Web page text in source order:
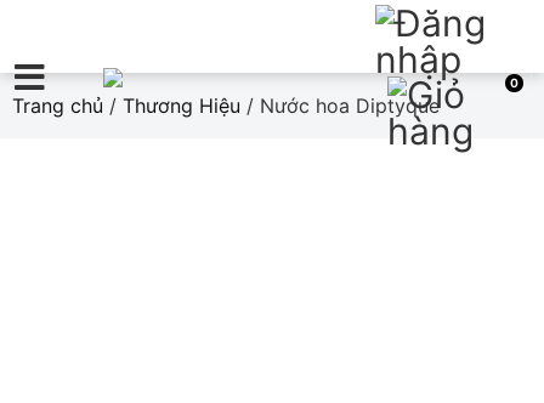
0
Trang chủ / Thương Hiệu / Nước hoa Diptyque